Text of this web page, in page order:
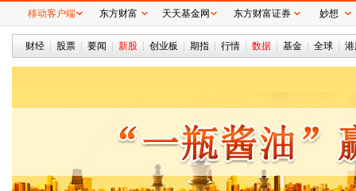
财经 股票 要闻 新股 创业板 期指 行情 数据 基金 全球
移动客户端 东方财富 天天基金网 东方财富证券 妙想